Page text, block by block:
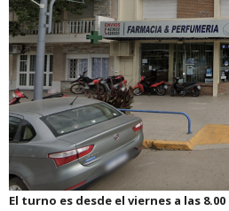
El turno es desde el viernes a las